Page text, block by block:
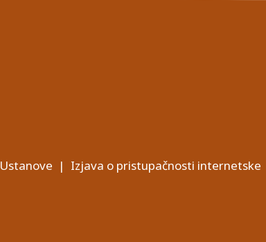
Ustanove | Izjava o pristupačnosti internetske